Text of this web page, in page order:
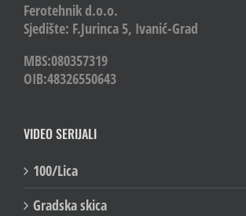
Ferotehnik d.o.o.
Sjedište: F.Jurinca 5, Ivanić-Grad
MBS:080357319
OIB:48326550643
VIDEO SERIJALI
100/Lica
Gradska skica